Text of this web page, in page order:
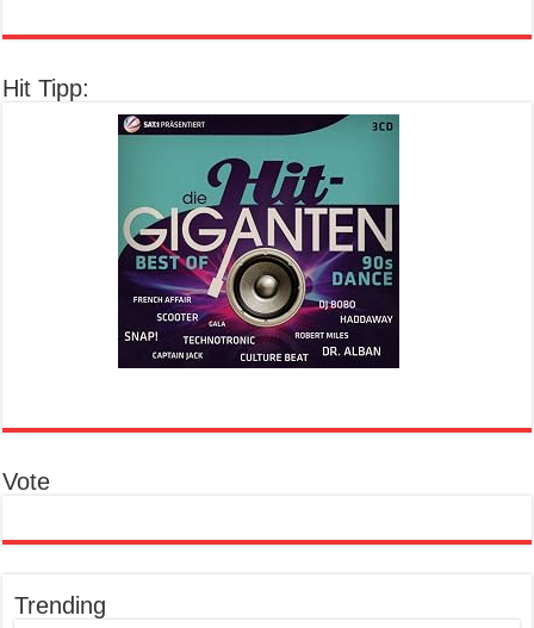
Hit Tipp:
Vote
Trending